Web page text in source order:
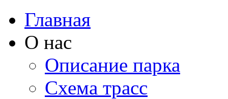
Главная
О нас
Описание парка
Схема трасс